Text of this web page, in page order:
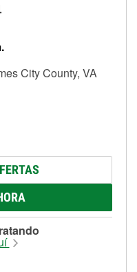
City County, VA